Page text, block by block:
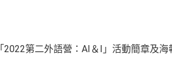
第二外語營：AI＆I」活動簡章及